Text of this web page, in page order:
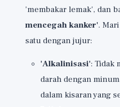
'membakar lemak', dan
mencegah kanker'.
satu dengan jujur:
'Alkalinisasi': Tidak
darah dengan
dalam kisaran yang